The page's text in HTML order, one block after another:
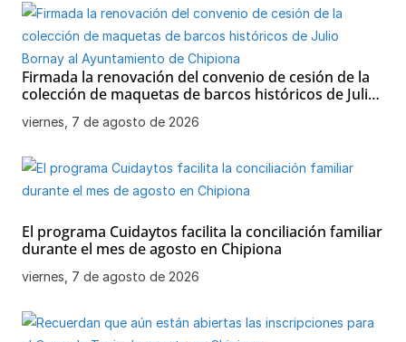
Firmada la renovación del convenio de cesión de la
colección de maquetas de barcos históricos de Julio
Bornay al Ayuntamiento de Chipiona
viernes, 7 de agosto de 2026
El programa Cuidaytos facilita la conciliación familiar
durante el mes de agosto en Chipiona
viernes, 7 de agosto de 2026